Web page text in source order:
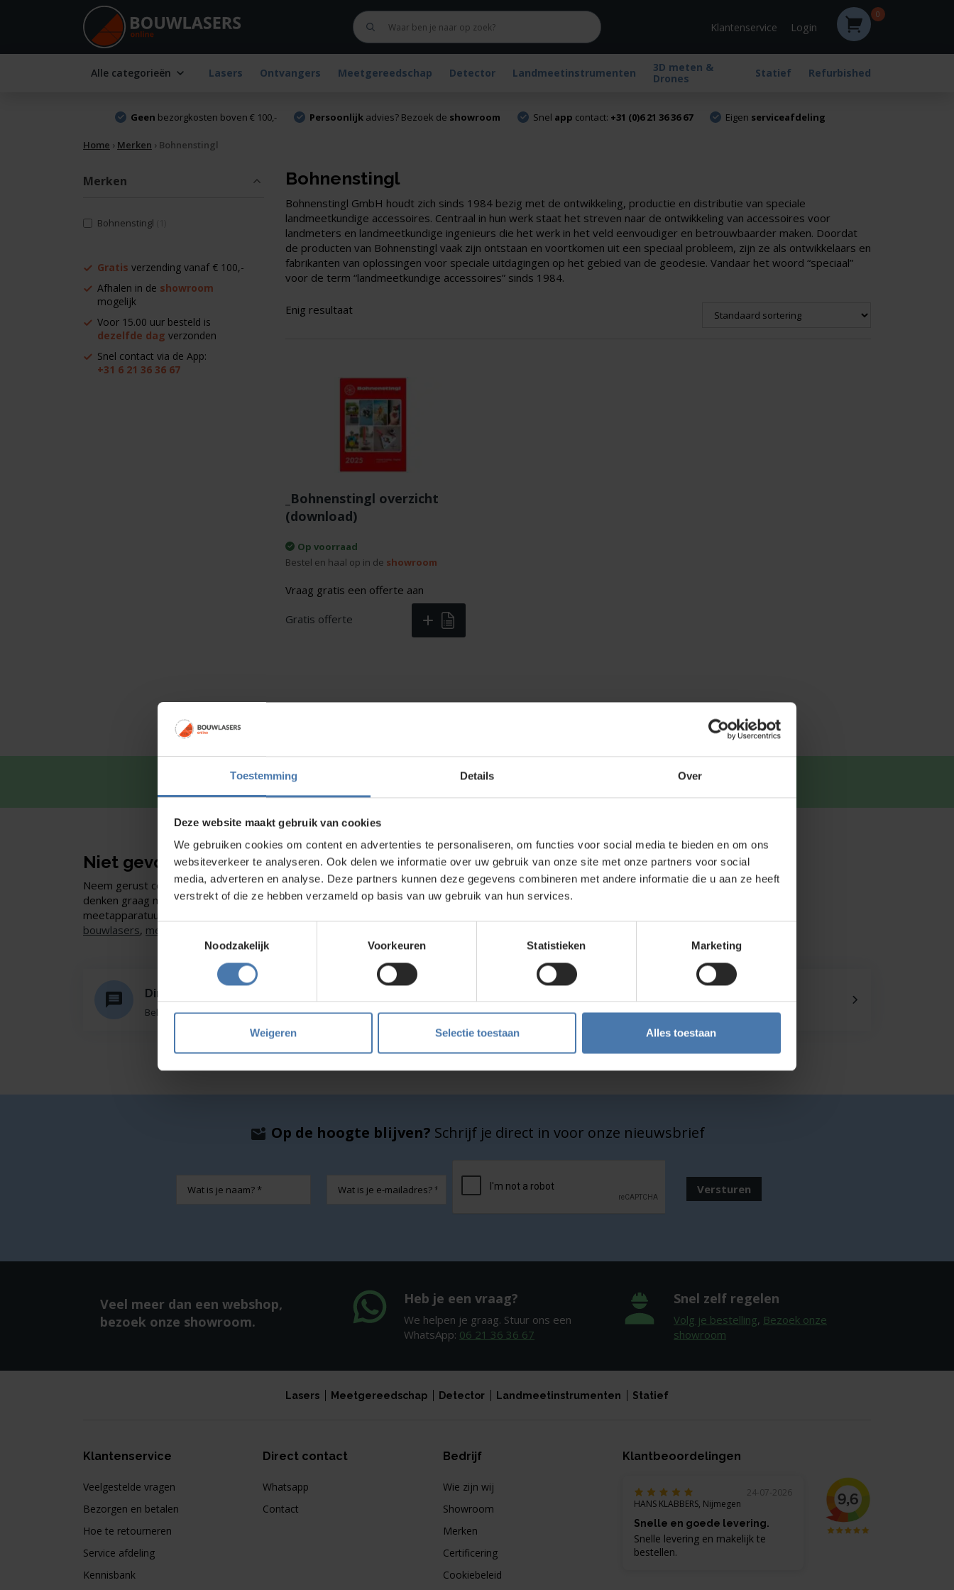
Toestemming Details Over
Deze website maakt gebruik van cookies
We gebruiken cookies om content en advertenties te personaliseren, om functies voor social media te bieden en om ons
websiteverkeer te analyseren. Ook delen we informatie over uw gebruik van onze site met onze partners voor social
media, adverteren en analyse. Deze partners kunnen deze gegevens combineren met andere informatie die u aan ze heeft
verstrekt of die ze hebben verzameld op basis van uw gebruik van hun services.
Toestemmingsselectie
Noodzakelijk
Voorkeuren Statistieken Marketing
Weigeren Selectie toestaan Alles toestaan
Klantenservice Login
0
Alle categorieën Lasers Ontvangers Meetgereedschap Detector Landmeetinstrumenten
3D meten &
Drones
Statief Refurbished
Geen bezorgkosten boven € 100,- Persoonlijkadvies? Bezoek de showroom Snel app contact: +31 (0)6 21 36 36 67 Eigen serviceafdeling
Home › Merken › Bohnenstingl
Merken
Bohnenstingl
Gratis verzending vanaf € 100,-
Afhalen in de showroom
mogelijk
Voor 15.00 uur besteld is
dezelfde dag verzonden
Snel contact via de App:
+31 6 21 36 36 67
Bohnenstingl
Bohnenstingl GmbH houdt zich sinds 1984 bezig met de ontwikkeling, productie en distributie van speciale
landmeetkundige accessoires. Centraal in hun werk staat het streven naar de ontwikkeling van accessoires voor
landmeters en landmeetkundige ingenieurs die het werk in het veld eenvoudiger en betrouwbaarder maken. Doordat
de producten van Bohnenstingl vaak zijn ontstaan en voortkomen uit een speciaal probleem, zijn ze als ontwikkelaars en
fabrikanten van oplossingen voor speciale uitdagingen op het gebied van de geodesie. Vandaar het woord “speciaal”
voor de term “landmeetkundige accessoires” sinds 1984.
Enig resultaat
_Bohnenstingl overzicht
(download)
Op voorraad
Bestel en haal op in de showroom
Vraag gratis een offerte aan
Gratis offerte
Snel en direct contact? We beantwoorden je vragen graag via
Niet gevonden wat je zoekt?
Neem gerust contact met ons op of kom langs in onze showroom in Nieuwegein. We
denken graag met je mee en helpen je bij het vinden van de juiste bouwlaser of
meetapparatuur. Liever zelf rondkijken in de
bouwlasers, meetinstrumenten
Direct en snel contact
Bel Whatsapp of mail Onze eigen service afdeling Kom je langs?
Op de hoogte blijven? Schrijf je direct in voor onze nieuwsbrief
mailadres
Versturen
Veel meer dan een webshop,
bezoek onze showroom.
Heb je een vraag?
We helpen je graag. Stuur ons een
WhatsApp: 06 21 36 36 67
Snel zelf regelen
Volg je bestelling, Bezoek onze
showroom
Lasers Meetgereedschap Detector Landmeetinstrumenten Statief
Klantenservice
Veelgestelde vragen
Bezorgen en betalen
Hoe te retourneren
Service afdeling
Kennisbank
Direct contact
Whatsapp
Contact
Bedrijf
Wie zijn wij
Showroom
Merken
Certificering
Cookiebeleid
Klantbeoordelingen
24-07-2026
HANS KLABBERS, Nijmegen
Snelle en goede levering.
Snelle levering en makelijk te
bestellen.